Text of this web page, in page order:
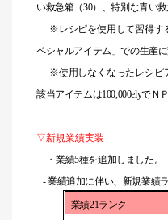
い救急箱（30）、特別な青い救
※レシピを使用して習得す
ペシャルアイテム」での生産に
※使用しなくなったレシピ
該当アイテムは100,000elyでＮ
▽新規業績実装
・ 業績5種を追加しました。
- 業績追加に伴い、新規業績
業績21ランク